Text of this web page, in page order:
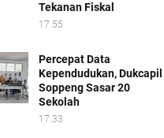
Tekanan Fiskal
17.55
Percepat Data
Kependudukan, Dukcapil
Soppeng Sasar 20
Sekolah
17.33